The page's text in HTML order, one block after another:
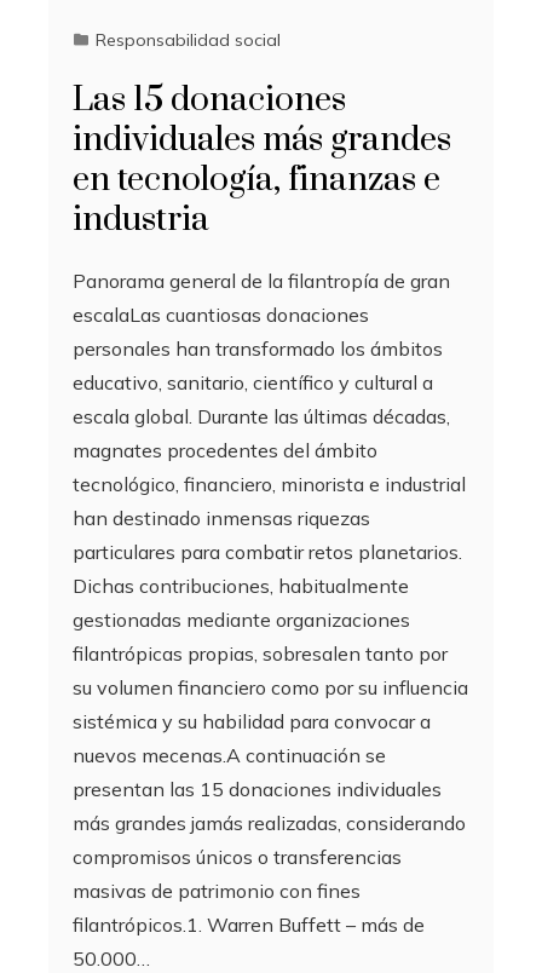
Responsabilidad social
Las 15 donaciones
individuales más grandes
en tecnología, finanzas e
industria
Panorama general de la filantropía de gran
escalaLas cuantiosas donaciones
personales han transformado los ámbitos
educativo, sanitario, científico y cultural a
escala global. Durante las últimas décadas,
magnates procedentes del ámbito
tecnológico, financiero, minorista e industrial
han destinado inmensas riquezas
particulares para combatir retos planetarios.
Dichas contribuciones, habitualmente
gestionadas mediante organizaciones
filantrópicas propias, sobresalen tanto por
su volumen financiero como por su influencia
sistémica y su habilidad para convocar a
nuevos mecenas.A continuación se
presentan las 15 donaciones individuales
más grandes jamás realizadas, considerando
compromisos únicos o transferencias
masivas de patrimonio con fines
filantrópicos.1. Warren Buffett – más de
50.000…